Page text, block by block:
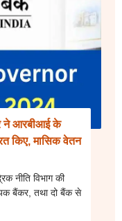
ने आरबीआई के
किए, मासिक वेतन
नीति विभाग की
बैंकर, तथा दो बैंक से